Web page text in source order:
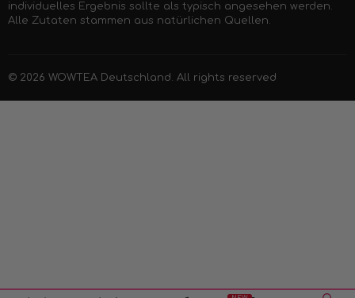
individuelles Ergebnis sollte als typisch angesehen werden.
Alle Zutaten stammen aus natürlichen Quellen.
© 2026 WOWTEA Deutschland. All rights reserved